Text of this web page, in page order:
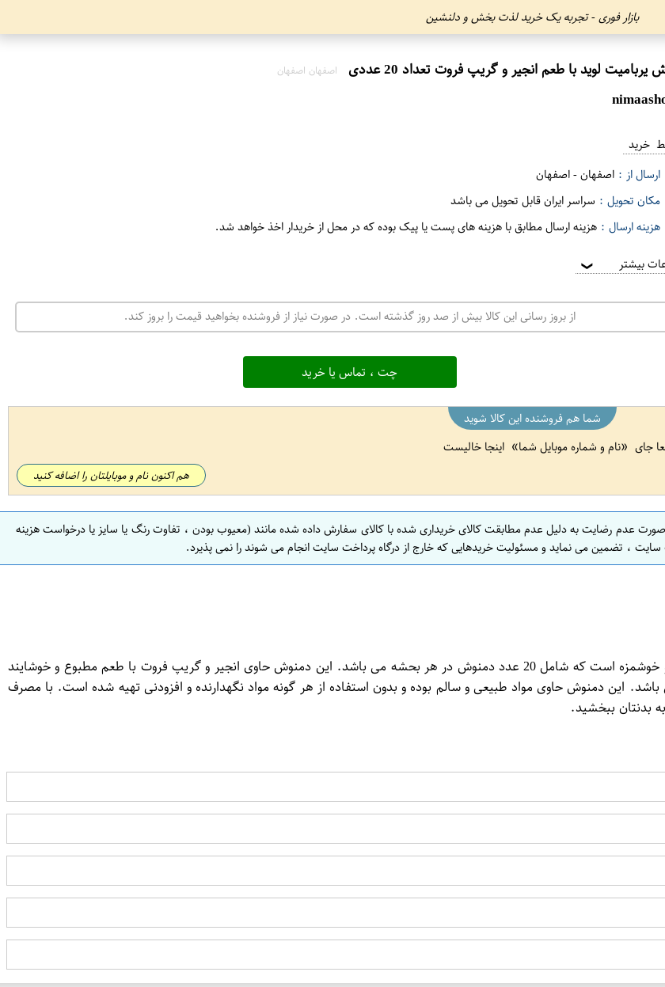
بازار فوری - تجربه یک خرید لذت بخش و دلنشین
لوید با طعم انجیر و گریپ فروت تعداد 20 عددی اصفهان اصفهان
خرید
ارسال از : اصفهان-اصفهان
مکان تحویل : سراسر ایران قابل تحویل می باشد
هزینه ارسال : هزینه ارسال مطابق با هزینه های پست یا پیک بوده که در محل از خریدار اخذ خواهد شد.
بیشتر ❯
از بروز رسانی این کالا بیش از صد روز گذشته است. در صورت نیاز از فروشنده بخواهید قیمت را بروز کند.
چت ، تماس یا خرید
شما هم فروشنده این کالا شوید
جای
نام و شماره موبایل شما اینجا خالیست
هم اکنون نام و موبایلتان را اضافه کنید
صورت عدم رضایت به دلیل عدم مطابقت کالای خریداری شده با کالای سفارش داده شده مانند (معیوب بودن ، تفاوت رنگ یا سایز یا درخواست هزینه
، تضمین می نماید و مسئولیت خریدهایی که خارج از درگاه پرداخت سایت انجام می شوند را نمی پذیرد.
بسته دمنوش یربامیت لوید با طعم انجیر و گریپ فروت یک محصول طبیعی و خوشمزه است که شامل 20 عدد دمنوش در هر بحشه می باشد. این دمنوش حاوی انجیر و گریپ فروت با طعم مطبوع و خوشایند
این دمنوش حاوی مواد طبیعی و سالم بوده و بدون استفاده از هر گونه مواد نگهدارنده و افزودنی تهیه شده است. با مصرف
بدنتان ببخشید.